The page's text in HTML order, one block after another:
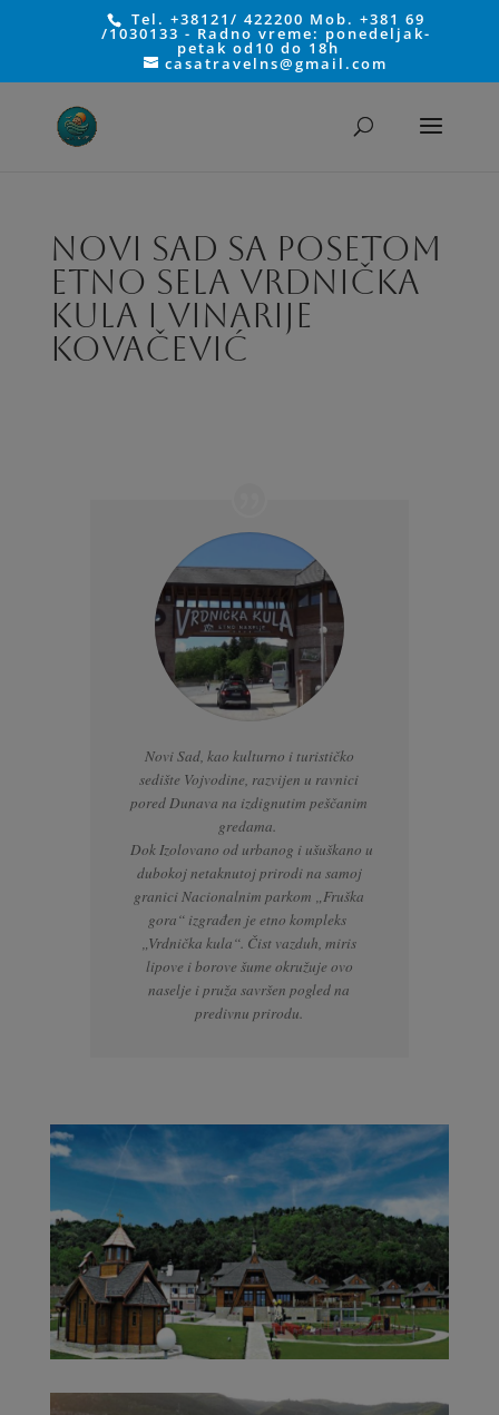
Tel. +38121/ 422200 Mob. +381 69
/1030133 - Radno vreme: ponedeljak-
petak od10 do 18h
casatravelns@gmail.com
Novi Sad sa posetom
Etno sela Vrdnička
kula i vinarije
Kovačević
Novi Sad, kao kulturno i turističko
sedište Vojvodine, razvijen u ravnici
pored Dunava na izdignutim peščanim
gredama.
Dok Izolovano od urbanog i ušuškano u
dubokoj netaknutoj prirodi na samoj
granici Nacionalnim parkom „Fruška
gora“ izgrađen je etno kompleks
„Vrdnička kula“. Čist vazduh, miris
lipove i borove šume okružuje ovo
naselje i pruža savršen pogled na
predivnu prirodu.